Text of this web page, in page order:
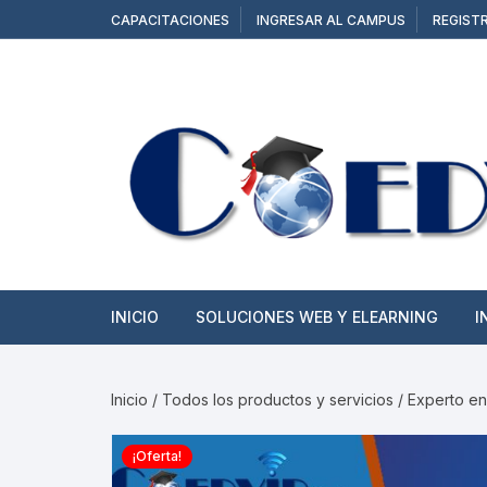
al
CAPACITACIONES INGRESAR AL CAMPUS
INICIO SOLUCIONES WEB Y ELEARNING
CAMPUS Y AULAS
Inicio / Todos los productos y servicios / Experto
¡Oferta!